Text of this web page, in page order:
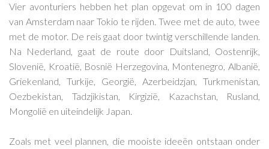
Vier avonturiers hebben het plan opgevat om in 100 dagen
van Amsterdam naar Tokio te rijden. Twee met de auto, twee
met de motor. De reis gaat door twintig verschillende landen.
Na Nederland, gaat de route door Duitsland, Oostenrijk,
Slovenië, Kroatië, Bosnië Herzegovina, Montenegro, Albanië,
Griekenland, Turkije, Georgië, Azerbeidzjan, Turkmenistan,
Oezbekistan, Tadzjikistan, Kirgizië, Kazachstan, Rusland,
Mongolië en uiteindelijk Japan.
Zoals met veel plannen, die mooiste ideeën ontstaan onder